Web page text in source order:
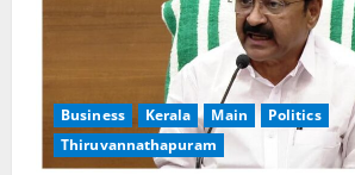
Business Kerala Main
Politics
Thiruvannathapuram